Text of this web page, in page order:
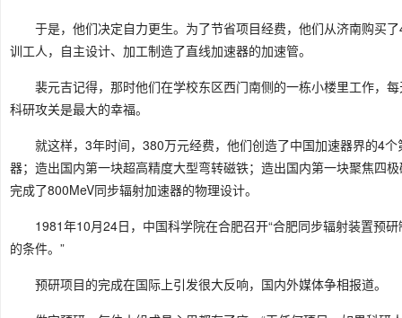
于是，他们决定自力更生。为了节省项目经费，他们从济南购买
训工人，自主设计、加工制造了直线加速器的加速管。
裴元吉记得，那时他们在学校东区西门南侧的一栋小楼里工作，
科研攻关是最大的幸福。
就这样，3年时间，380万元经费，他们创造了中国加速器界的4
器；造出国内第一块超高精度大型弯转磁铁；造出国内第一块聚焦四
完成了800MeV同步辐射加速器的物理设计。
1981年10月24日，中国科学院在合肥召开“合肥同步辐射装置预
的条件。”
预研项目的完成在国际上引发很大反响，国内外媒体争相报道。